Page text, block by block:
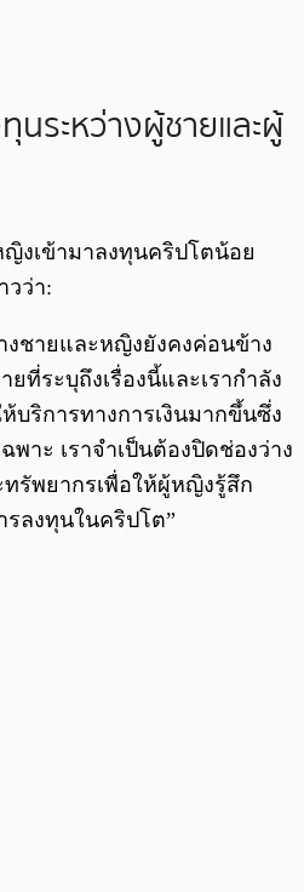
นระหว่างผู้ชายและผู้
งเข้ามาลงทุนคริปโตน้อย
วว่า:
งชายและหญิงยังคงค่อนข้าง
ที่ระบุถึงเรื่องนี้และเรากำลัง
บริการทางการเงินมากขึ้นซึ่ง
พาะ เราจำเป็นต้องปิดช่องว่าง
รัพยากรเพื่อให้ผู้หญิงรู้สึก
ลงทุนในคริปโต”